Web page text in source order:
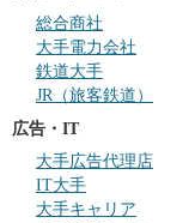
総合商社
大手電力会社
鉄道大手
JR（旅客鉄道）
広告・IT
大手広告代理店
IT大手
大手キャリア